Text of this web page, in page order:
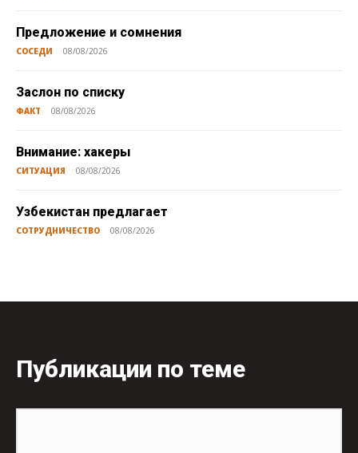
Предложение и сомнения
СОСЕДИ 08/08/2026
Заслон по списку
ФАКТ 08/08/2026
Внимание: хакеры
СИТУАЦИЯ 08/08/2026
Узбекистан предлагает
СОТРУДНИЧЕСТВО 08/08/2026
Публикации по теме